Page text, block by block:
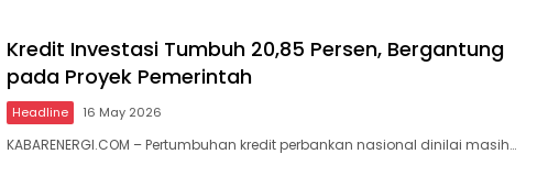
Kredit Investasi Tumbuh 20,85 Persen, Bergantung
pada Proyek Pemerintah
Headline 16 May 2026
KABARENERGI.COM – Pertumbuhan kredit perbankan nasional dinilai masih…